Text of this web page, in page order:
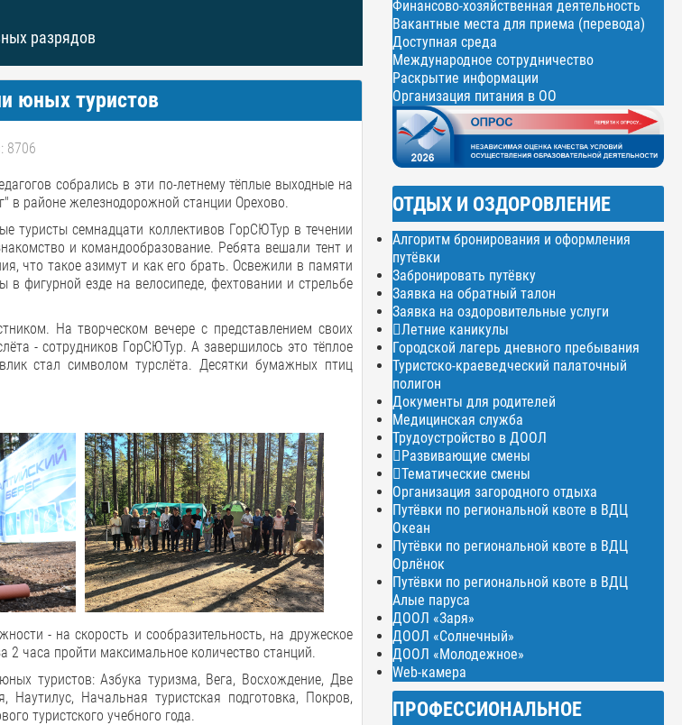
разрядов
юных туристов
8706
собрались в эти по-летнему тёплые выходные на
в районе железнодорожной станции Орехово.
туристы семнадцати коллективов ГорСЮТур в течении
и командообразование. Ребята вешали тент и
что такое азимут и как его брать. Освежили в памяти
фигурной езде на велосипеде, фехтовании и стрельбе
На творческом вечере с представлением своих
- сотрудников ГорСЮТур. А завершилось это тёплое
стал символом турслёта. Десятки бумажных птиц
- на скорость и сообразительность, на дружеское
2 часа пройти максимальное количество станций.
туристов: Азбука туризма, Вега, Восхождение, Две
Начальная туристская подготовка, Покров,
туристского учебного года.
Финансово-хозяйственная деятельность
Вакантные места для приема (перевода)
Доступная среда
Международное сотрудничество
Раскрытие информации
Организация питания в ОО
ОТДЫХ И ОЗДОРОВЛЕНИЕ
Алгоритм бронирования и оформления
путёвки
Забронировать путёвку
Заявка на обратный талон
Заявка на оздоровительные услуги
Летние каникулы
Городской лагерь дневного пребывания
Туристско-краеведческий палаточный
полигон
Документы для родителей
Медицинская служба
Трудоустройство в ДООЛ
Развивающие смены
Тематические смены
Организация загородного отдыха
Путёвки по региональной квоте в ВДЦ
Океан
Путёвки по региональной квоте в ВДЦ
Орлёнок
Путёвки по региональной квоте в ВДЦ
Алые паруса
ДООЛ «Заря»
ДООЛ «Солнечный»
ДООЛ «Молодежное»
Web-камера
ПРОФЕССИОНАЛЬНОЕ